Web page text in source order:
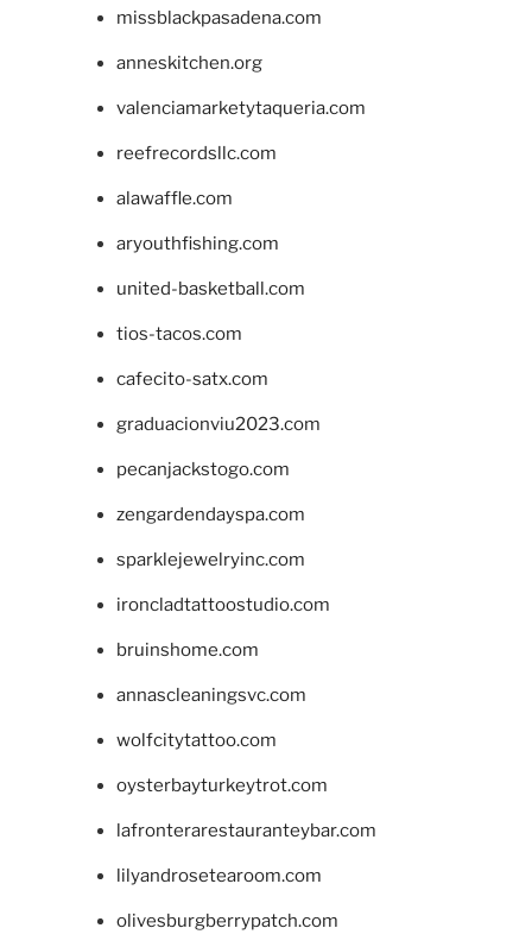
missblackpasadena.com
anneskitchen.org
valenciamarketytaqueria.com
reefrecordsllc.com
alawaffle.com
aryouthfishing.com
united-basketball.com
tios-tacos.com
cafecito-satx.com
graduacionviu2023.com
pecanjackstogo.com
zengardendayspa.com
sparklejewelryinc.com
ironcladtattoostudio.com
bruinshome.com
annascleaningsvc.com
wolfcitytattoo.com
oysterbayturkeytrot.com
lafronterarestauranteybar.com
lilyandrosetearoom.com
olivesburgberrypatch.com